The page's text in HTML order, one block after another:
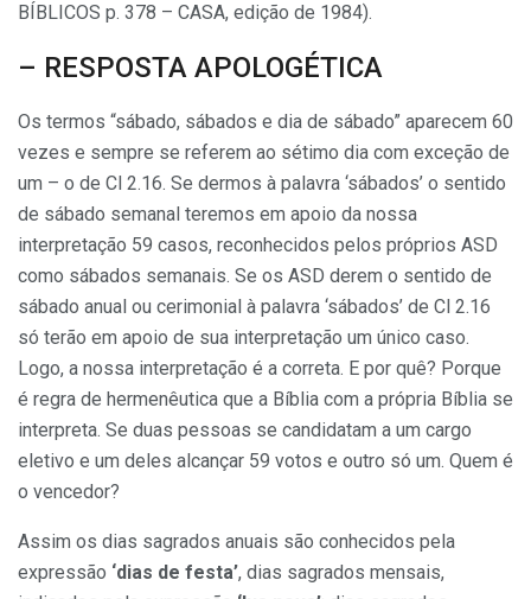
BÍBLICOS p. 378 – CASA, edição de 1984).
– RESPOSTA APOLOGÉTICA
Os termos “sábado, sábados e dia de sábado” aparecem 60
vezes e sempre se referem ao sétimo dia com exceção de
um – o de Cl 2.16. Se dermos à palavra ‘sábados’ o sentido
de sábado semanal teremos em apoio da nossa
interpretação 59 casos, reconhecidos pelos próprios ASD
como sábados semanais. Se os ASD derem o sentido de
sábado anual ou cerimonial à palavra ‘sábados’ de Cl 2.16
só terão em apoio de sua interpretação um único caso.
Logo, a nossa interpretação é a correta. E por quê? Porque
é regra de hermenêutica que a Bíblia com a própria Bíblia se
interpreta. Se duas pessoas se candidatam a um cargo
eletivo e um deles alcançar 59 votos e outro só um. Quem é
o vencedor?
Assim os dias sagrados anuais são conhecidos pela
expressão ‘dias de festa’, dias sagrados mensais,